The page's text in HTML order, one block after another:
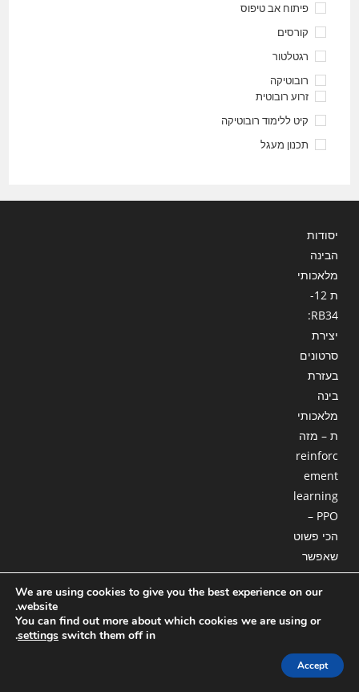
פיתוח אב טיפוס
קורסים
רגטלטור
רובוטיקה
זרוע רובוטית
קיט ללימוד רובוטיקה
תכנון מעגל
יסודות
הבינה
מלאכותי
ת 12-
RB34:
יצירת
סרטונים
בעזרת
בינה
מלאכותי
ת – מזה
reinforc
ement
learning
– PPO
הכי פשוט
שאפשר
מבוא
מלאכותי
ת RB30-
18 : סוכן
We are using cookies to give you the best experience on our
website.
You can find out more about which cookies we are using or
switch them off in
settings
.
Accept